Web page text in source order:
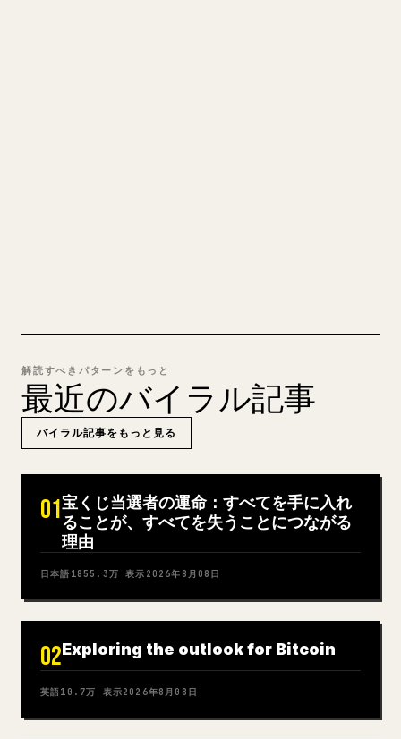
解読すべきパターンをもっと
最近のバイラル記事
バイラル記事をもっと見る
01宝くじ当選者の運命：すべてを手に入れ
ることが、すべてを失うことにつながる
理由
日本語 1855.3万 表示 2026年8月08日
02Exploring the outlook for Bitcoin
英語10.7万 表示2026年8月08日